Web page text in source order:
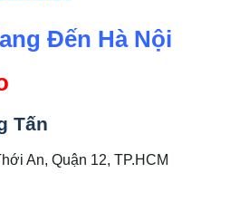
Đến Hà Nội
Tấn
An, Quận 12, TP.HCM